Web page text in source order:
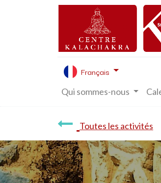
Français
Qui sommes-nous
Toutes les activités